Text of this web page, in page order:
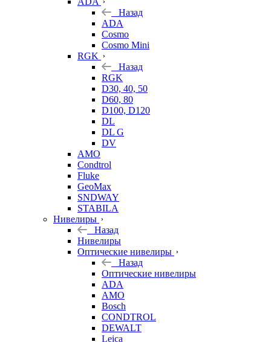
Назад
ADA
Cosmo
Cosmo Mini
RGK
Назад
RGK
D30, 40, 50
D60, 80
D100, D120
DL
DL G
DV
AMO
Condtrol
Fluke
GeoMax
SNDWAY
STABILA
Нивелиры
Назад
Нивелиры
Оптические нивелиры
Назад
Оптические нивелиры
ADA
AMO
Bosch
CONDTROL
DEWALT
Leica